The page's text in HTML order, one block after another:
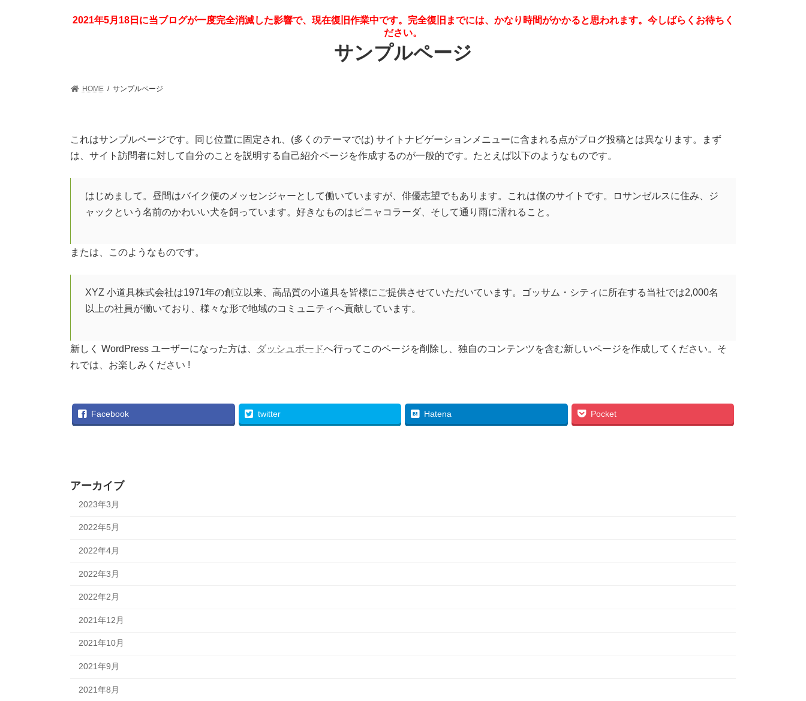
2021年5月18日に当ブログが一度完全消滅した影響で、現在復旧作業中です。完全復旧までには、かなり時間がかかると思われます。今しばらくお待ちく
ださい。
サンプルページ
HOME サンプルページ
これはサンプルページです。同じ位置に固定され、(多くのテーマでは) サイトナビゲーションメニューに含まれる点がブログ投稿とは異なります。まず
は、サイト訪問者に対して自分のことを説明する自己紹介ページを作成するのが一般的です。たとえば以下のようなものです。
はじめまして。昼間はバイク便のメッセンジャーとして働いていますが、俳優志望でもあります。これは僕のサイトです。ロサンゼルスに住み、ジ
ャックという名前のかわいい犬を飼っています。好きなものはピニャコラーダ、そして通り雨に濡れること。
または、このようなものです。
XYZ 小道具株式会社は1971年の創立以来、高品質の小道具を皆様にご提供させていただいています。ゴッサム・シティに所在する当社では2,000名
以上の社員が働いており、様々な形で地域のコミュニティへ貢献しています。
新しく WordPress ユーザーになった方は、 ダッシュボードへ行ってこのページを削除し、独自のコンテンツを含む新しいページを作成してください。そ
れでは、お楽しみください !
Facebook twitter Hatena Pocket
アーカイブ
2023年3月
2022年5月
2022年4月
2022年3月
2022年2月
2021年12月
2021年10月
2021年9月
2021年8月